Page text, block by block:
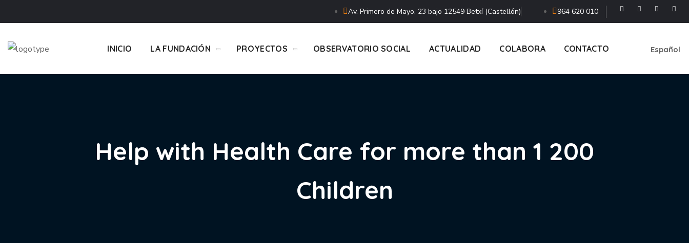
Av. Primero de Mayo, 23 bajo 12549 Betxí (Castellón) 964 620 010
INICIO LA FUNDACIÓN PROYECTOS OBSERVATORIO SOCIAL ACTUALIDAD COLABORA CONTACTO Español
Help with Health Care for more than 1 200
Children